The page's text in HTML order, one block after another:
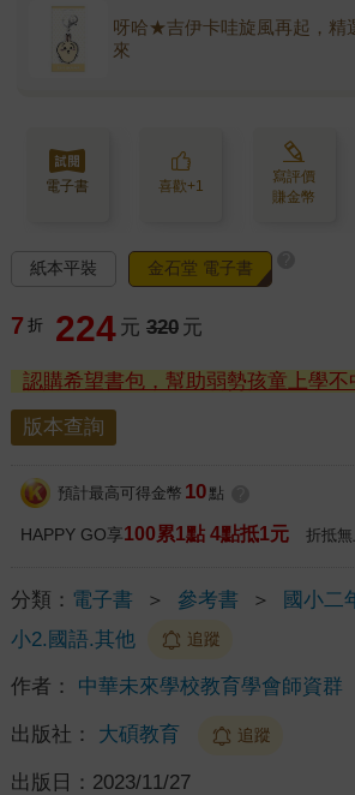
呀哈★吉伊卡哇旋風再起，精
來
電子書 喜歡+1
寫評價
賺金幣
紙本平裝 金石堂 電子書
7 折 224 元 320 元
認購希望書包，幫助弱勢孩童上學不
版本查詢
預計最高可得金幣 10 點
HAPPY GO享100累1點 4點抵1元 折抵無
分類： 電子書 ＞ 參考書 ＞ 國小二
小2.國語.其他
追蹤
作者： 中華未來學校教育學會師資群
出版社： 大碩教育 追蹤
出版日： 2023/11/27